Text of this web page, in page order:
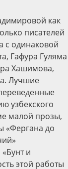
как
писателей
с одинаковой
Гафура Гуляма
Хашимова,
Лучшие
узбекского
малой прозы,
«Фергана до
и
этой работы